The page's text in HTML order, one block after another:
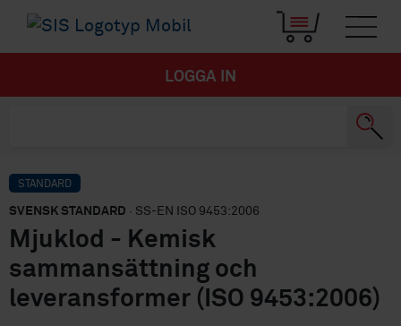
LOGGA IN
STANDARD
SVENSK STANDARD · SS-EN ISO 9453:2006
Mjuklod - Kemisk
sammansättning och
leveransformer (ISO 9453:2006)